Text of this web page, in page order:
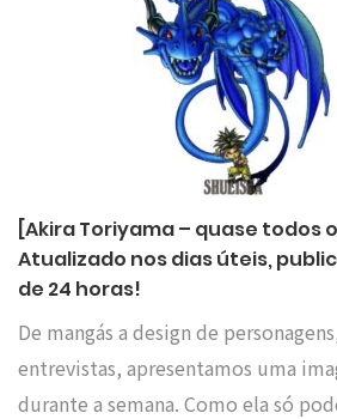
[Akira Toriyama – quase todos
Atualizado nos dias úteis,
de 24 horas!
De mangás a design de
entrevistas, apresentamos uma
durante a semana. Como ela só